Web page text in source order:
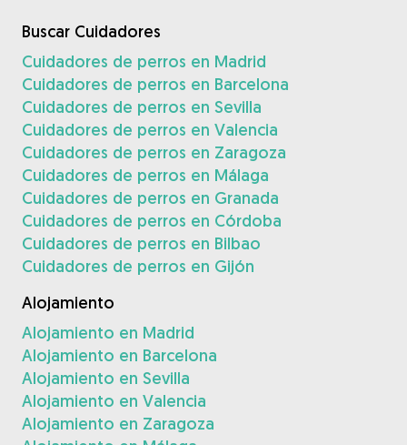
Buscar Cuidadores
Cuidadores de perros en Madrid
Cuidadores de perros en Barcelona
Cuidadores de perros en Sevilla
Cuidadores de perros en Valencia
Cuidadores de perros en Zaragoza
Cuidadores de perros en Málaga
Cuidadores de perros en Granada
Cuidadores de perros en Córdoba
Cuidadores de perros en Bilbao
Cuidadores de perros en Gijón
Alojamiento
Alojamiento en Madrid
Alojamiento en Barcelona
Alojamiento en Sevilla
Alojamiento en Valencia
Alojamiento en Zaragoza